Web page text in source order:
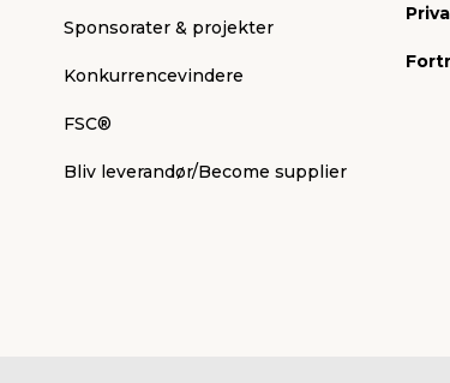
Sponsorater & projekter
Konkurrencevindere
FSC®
Bliv leverandør/Become supplier